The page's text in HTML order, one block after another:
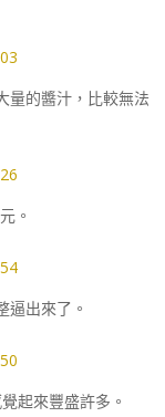
量的醬汁，比較無法
。
逼出來了。
起來豐盛許多。